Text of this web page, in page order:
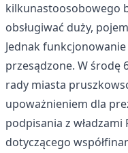
kilkunastoosobowego
obsługiwać duży,
Jednak funkcjonowanie
przesądzone. W środę
rady miasta
upoważnieniem dla
podpisania z
dotyczącego